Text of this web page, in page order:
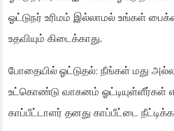
ஓட்டுநர் உரிமம் இல்லாமல் உங்கள்
உதவியும் கிடைக்காது.
போதையில் ஓட்டுதல்: நீங்கள் மது
உட்கொண்டு வாகனம் ஓட்டியுள்ளீர்கள்
காப்பீட்டாளர் தனது காப்பீட்டை நீட்டிக்க